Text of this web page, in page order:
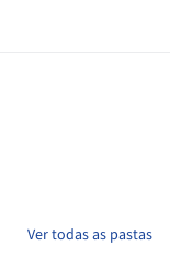
Ver todas as pastas